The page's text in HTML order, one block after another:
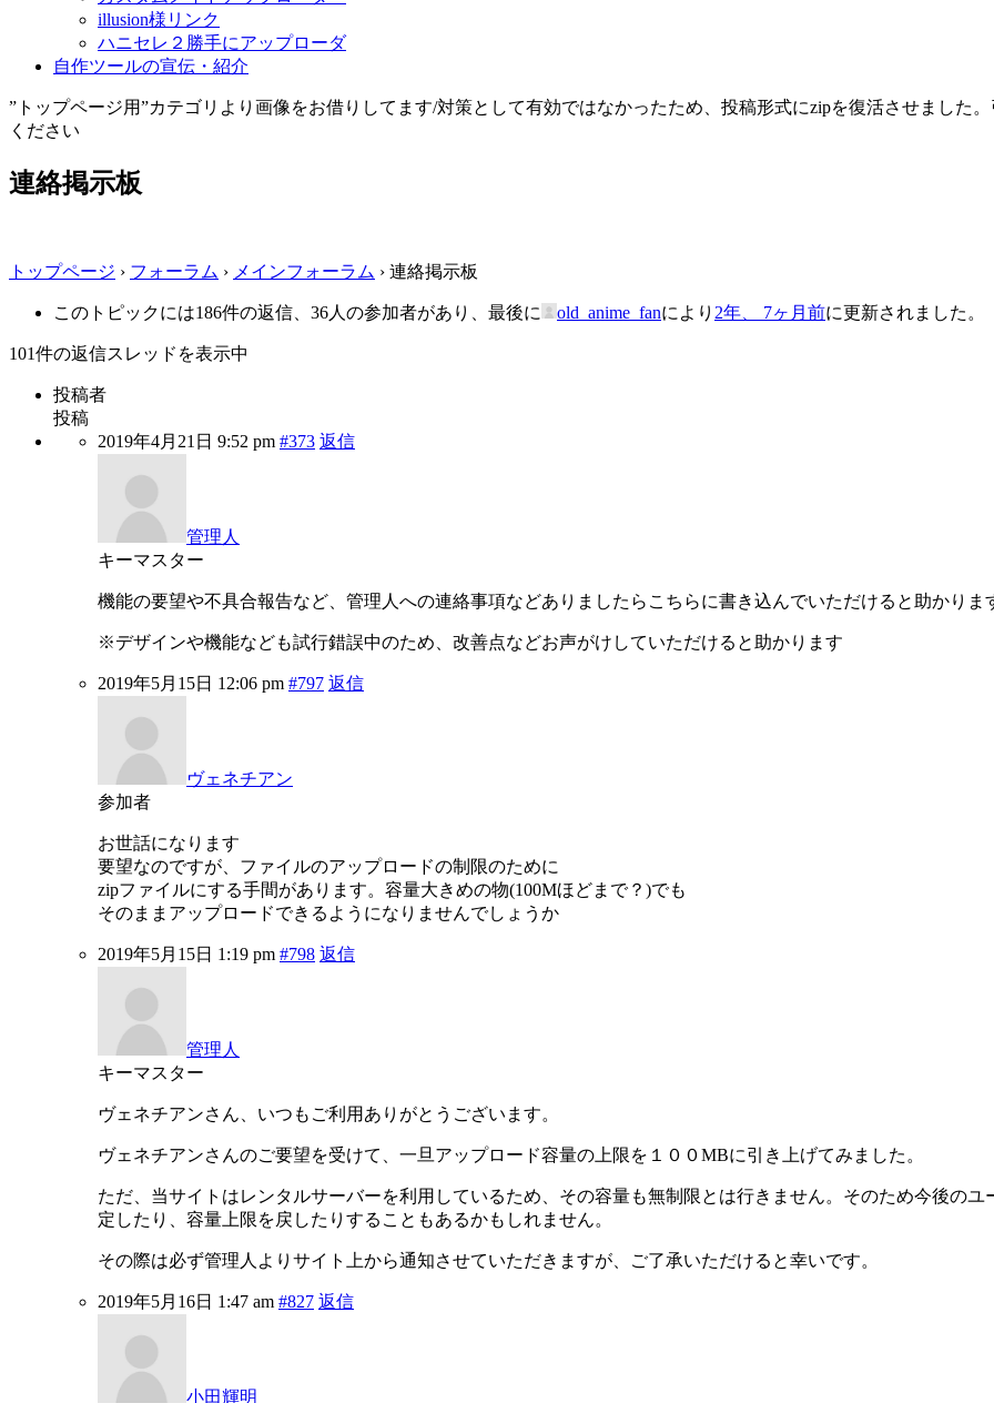
illusion様リンク
ハニセレ２勝手にアップローダ
自作ツールの宣伝・紹介
”トップページ用”カテゴリより画像をお借りしてます/対策として有効ではなかったため、投稿形式にzipを復活させました
ください
連絡掲示板
トップページ › フォーラム › メインフォーラム › 連絡掲示板
このトピックには186件の返信、36人の参加者があり、最後に old_anime_fanにより 2年、 7ヶ月前に更新されました。
101件の返信スレッドを表示中
投稿者
投稿
2019年4月21日 9:52 pm #373 返信
管理人
キーマスター
機能の要望や不具合報告など、管理人への連絡事項などありましたらこちらに書き込んでいただけると助かりま
※デザインや機能なども試行錯誤中のため、改善点などお声がけしていただけると助かります
2019年5月15日 12:06 pm #797 返信
ヴェネチアン
参加者
お世話になります
要望なのですが、ファイルのアップロードの制限のために
zipファイルにする手間があります。容量大きめの物(100Mほどまで？)でも
そのままアップロードできるようになりませんでしょうか
2019年5月15日 1:19 pm #798 返信
管理人
キーマスター
ヴェネチアンさん、いつもご利用ありがとうございます。
ヴェネチアンさんのご要望を受けて、一旦アップロード容量の上限を１００MBに引き上げてみました。
ただ、当サイトはレンタルサーバーを利用しているため、その容量も無制限とは行きません。そのため今後の
定したり、容量上限を戻したりすることもあるかもしれません。
その際は必ず管理人よりサイト上から通知させていただきますが、ご了承いただけると幸いです。
2019年5月16日 1:47 am #827 返信
小田輝明